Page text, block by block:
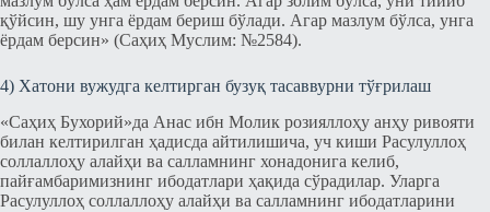
қўйсин, шу унга ёрдам бериш бўлади. Агар мазлум бўлса, унга
ёрдам берсин» (Саҳиҳ Муслим: №2584).
4) Хатони вужудга келтирган бузуқ тасаввурни тўғрилаш
«Саҳиҳ Бухорий»да Анас ибн Молик розияллоҳу анҳу ривояти
билан келтирилган ҳадисда айтилишича, уч киши Расулуллоҳ
соллаллоҳу алайҳи ва салламнинг хонадонига келиб,
пайғамбаримизнинг ибодатлари ҳақида сўрадилар. Уларга
Расулуллоҳ соллаллоҳу алайҳи ва салламнинг ибодатларини